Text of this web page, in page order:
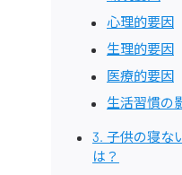
心理的要因
生理的要因
医療的要因
生活習慣の
3. 子供の寝な
は？